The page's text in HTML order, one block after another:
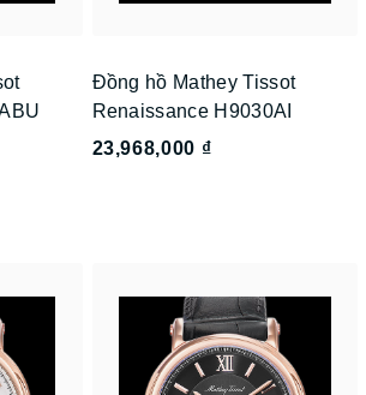
Đồng hồ Mathey Tissot
Renaissance H9030AI
23,968,000 ₫